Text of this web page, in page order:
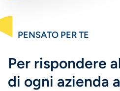
PENSATO PER TE
Per rispondere
di ogni azienda